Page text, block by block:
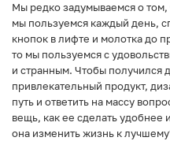
Мы редко задумываемся о
мы пользуемся каждый день,
кнопок в лифте и молотка до
то мы пользуемся с
и странным. Чтобы получился
привлекательный продукт,
путь и ответить на массу
вещь, как ее сделать
она изменить жизнь к